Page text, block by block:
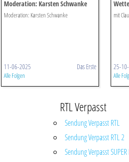
Moderation: Karsten Schwanke
Moderation: Karsten Schwanke
11-06-2025 Das Erste
Alle Folgen
mit
25-
Alle
RTL Verpasst
Sendung Verpasst RTL
Sendung Verpasst RTL 2
Sendung Verpasst SUPER